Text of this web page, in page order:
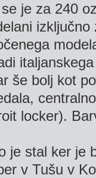
je za 240
še bolj kot
locker).
je stal ker je
v Tušu v